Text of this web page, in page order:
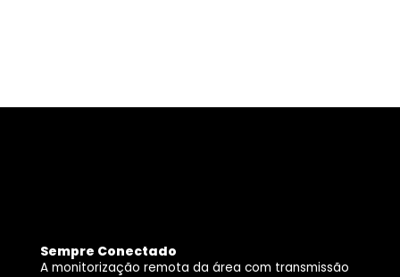
Sempre Conectado
A monitorização remota da área com transmissão